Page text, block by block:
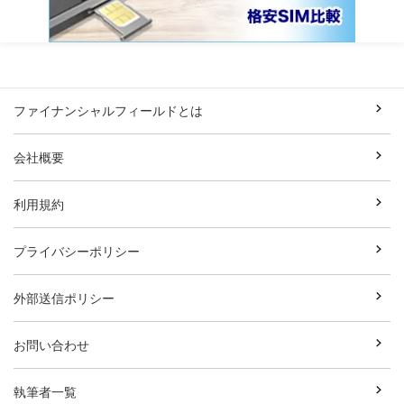
ファイナンシャルフィールドとは
会社概要
利用規約
プライバシーポリシー
外部送信ポリシー
お問い合わせ
執筆者一覧